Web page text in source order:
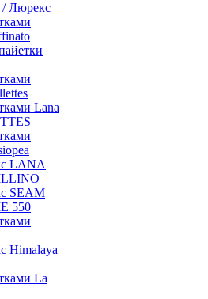
/ Люрекс
Lana
LANA
SEAM
550
Himalaya
La